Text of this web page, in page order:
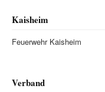
Kaisheim
Feuerwehr Kaisheim
Verband